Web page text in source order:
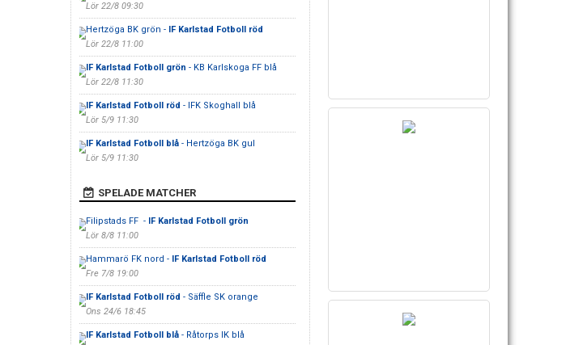
Lör 22/8 09:30
Hertzöga BK grön - IF Karlstad Fotboll röd
Lör 22/8 11:00
IF Karlstad Fotboll grön - KB Karlskoga FF blå
Lör 22/8 11:30
IF Karlstad Fotboll röd - IFK Skoghall blå
Lör 5/9 11:30
IF Karlstad Fotboll blå- Hertzöga BK gul
Lör 5/9 11:30
SPELADE MATCHER
Filipstads FF - IF Karlstad Fotboll grön
Lör 8/8 11:00
Hammarö FK nord - IF Karlstad Fotboll röd
Fre 7/8 19:00
IF Karlstad Fotboll röd - Säffle SK orange
Ons 24/6 18:45
IF Karlstad Fotboll blå- Råtorps IK blå